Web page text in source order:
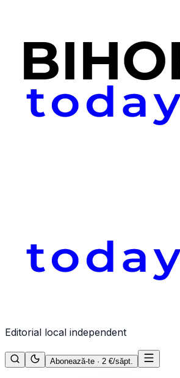
Editorial local independent
Abonează-te · 2 €/săpt.